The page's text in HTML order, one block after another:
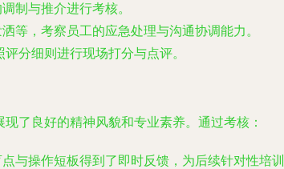
制与推介进行考核。
等，考察员工的应急处理与沟通协调能力。
分细则进行现场打分与点评。
了良好的精神风貌和专业素养。通过考核：
与操作短板得到了即时反馈，为后续针对性培训